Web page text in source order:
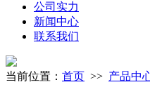
公司实力
新闻中心
联系我们
当前位置： 首页 >> 产品中